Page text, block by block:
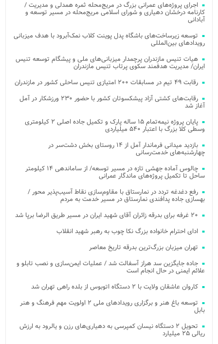
اجرای پروژه‌های عمرانی بزرگ در مریج‌محله ثمره همدلی و مدیریت /
کارنامه درخشان دهیاری و شورای اسلامی مریج‌محله در مسیر توسعه و
آبادانی
توسعه زیرساخت‌های باشگاه پدل پوینت کلاب نمک‌آبرود با هدف میزبانی
رویدادهای بین‌المللی
هیات تنیس مازندران پرچمدار میزبانی‌های ملی و پیشگام توسعه تنیس
ایران/ مدیریت هدفمند سکوی پرتاب تنیس مازندران
رقابت ۴۹ تیم در مسابقات ۲۰۰ امتیازی تنیس ساحلی کشور در مازندران
رقابت‌های کشتی آزاد پیشکسوتان کشور با حضور ۲۳۰ ورزشکار در آمل
آغاز شد
پایان پروژه نیمه‌تمام ۱۵ ساله پارک و تکمیل جاده اصلی ۲ کیلومتری
وسطی کلا بزرگ با اعتبار ۵۴۰ میلیاردی
بازدید میدانی فرماندار آمل از ۱۴ روستای بخش دشت‌سر در
چهارشنبه‌های خدمت‌رسانی
چالوس آماده جهشی تازه در مسیر توسعه/ از ساماندهی ۱۴ کیلومتر
ساحل تا تکمیل پروژه‌های ماندگار عمرانی
رفع دغدغه تردد در نمارستاق با مقاوم‌سازی نقاط آسیب‌پذیر محور /
بهسازی جاده پدافندی نمارستاق در مسیر خدمت به مردم
۲۰ غرفه برای بدرقه زائران آقای شهید ایران در مسیر طریق الرضا برپا شد
ادای احترام خانواده بزرگ نکا چوب به رهبر شهید انقلاب
تهران میزبان بزرگ‌ترین بدرقه تاریخ معاصر
جاده جایگزین سد هراز آسفالت شد / عملیات ایمن‌سازی و نصب تابلو و
علائم ایمنی در حال انجام است
کاروان عاشقان ولایت با ۲ دستگاه اتوبوس از بلده راهی تهران شد
توسعه باغ هنر و برگزاری رویدادهای ملی ۲ اولویت مهم فرهنگ و هنر
بابل
تحویل ۲ دستگاه نیسان کمپرسی به دهیاری‌های رزن و یالرود به ارزش
ریالی ۲۵ میلیارد